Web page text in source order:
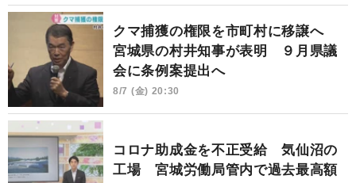
クマ捕獲の権限を市町村に移譲へ
宮城県の村井知事が表明 ９月県議
会に条例案提出へ
8/7 (金) 20:30
コロナ助成金を不正受給 気仙沼の
工場 宮城労働局管内で過去最高額